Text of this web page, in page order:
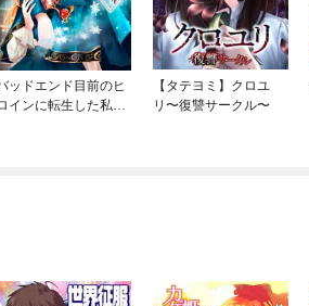
ッドエンド目前のヒ
インに転生した私、
【タテヨミ】クロユ
リ〜復讐サークル〜